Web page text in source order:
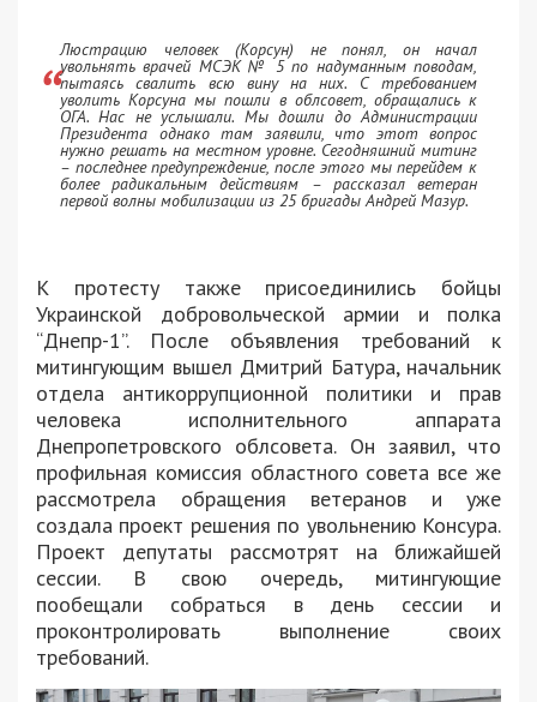
Люстрацию человек (Корсун) не понял, он начал
увольнять врачей МСЭК № 5 по надуманным поводам,
пытаясь свалить всю вину на них. С требованием
уволить Корсуна мы пошли в облсовет, обращались к
ОГА. Нас не услышали. Мы дошли до Администрации
Президента однако там заявили, что этот вопрос
нужно решать на местном уровне. Сегодняшний митинг
– последнее предупреждение, после этого мы перейдем к
более радикальным действиям – рассказал ветеран
первой волны мобилизации из 25 бригады Андрей Мазур.
К протесту также присоединились бойцы
Украинской добровольческой армии и полка
“Днепр-1”. После объявления требований к
митингующим вышел Дмитрий Батура, начальник
отдела антикоррупционной политики и прав
человека исполнительного аппарата
Днепропетровского облсовета. Он заявил, что
профильная комиссия областного совета все же
рассмотрела обращения ветеранов и уже
создала проект решения по увольнению Консура.
Проект депутаты рассмотрят на ближайшей
сессии. В свою очередь, митингующие
пообещали собраться в день сессии и
проконтролировать выполнение своих
требований.